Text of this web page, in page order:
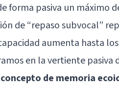
forma pasiva un máximo
de “repaso subvocal”
aumenta hasta
en la vertiente
de memoria